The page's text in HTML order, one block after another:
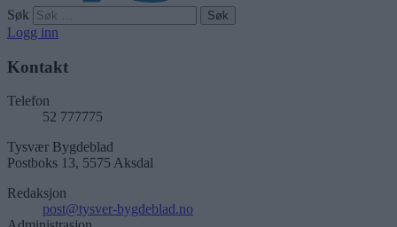
Søk
Logg inn
Kontakt
Telefon
52 777775
Tysvær Bygdeblad
Postboks 13, 5575 Aksdal
Redaksjon
post@tysver-bygdeblad.no